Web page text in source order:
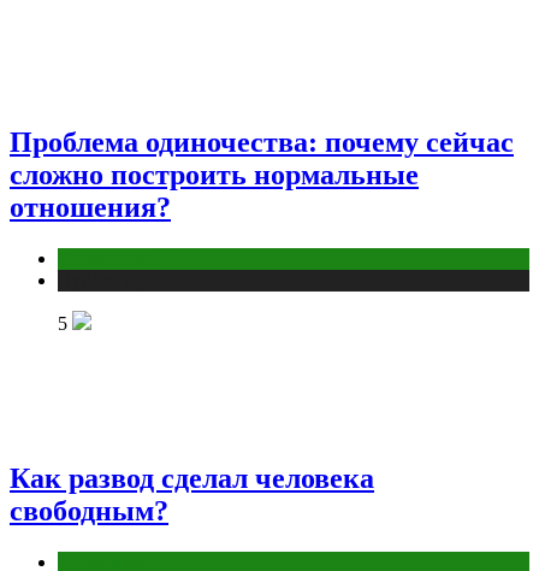
Проблема одиночества: почему сейчас
сложно построить нормальные
отношения?
5
Как развод сделал человека
свободным?